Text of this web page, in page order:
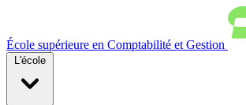
École supérieure en Comptabilité et Gestion
L'école